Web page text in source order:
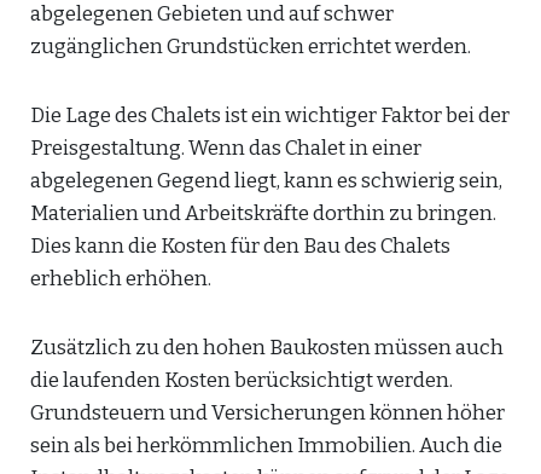
abgelegenen Gebieten und auf schwer
zugänglichen Grundstücken errichtet werden.
Die Lage des Chalets ist ein wichtiger Faktor bei der
Preisgestaltung. Wenn das Chalet in einer
abgelegenen Gegend liegt, kann es schwierig sein,
Materialien und Arbeitskräfte dorthin zu bringen.
Dies kann die Kosten für den Bau des Chalets
erheblich erhöhen.
Zusätzlich zu den hohen Baukosten müssen auch
die laufenden Kosten berücksichtigt werden.
Grundsteuern und Versicherungen können höher
sein als bei herkömmlichen Immobilien. Auch die